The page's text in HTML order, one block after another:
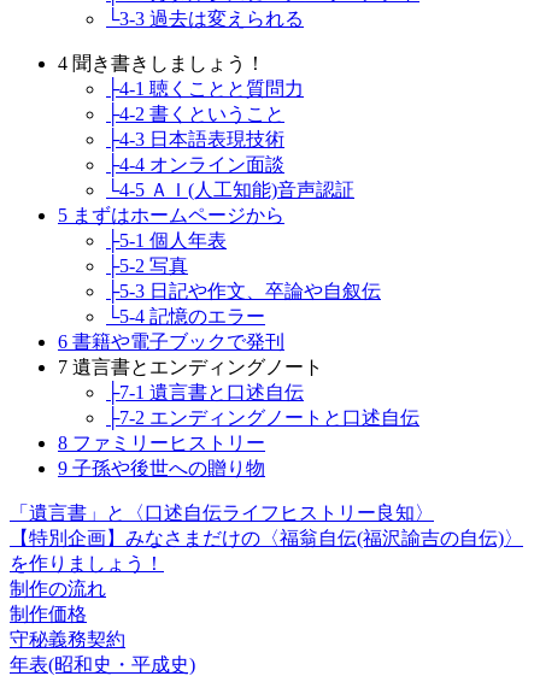
└3-3 過去は変えられる
4 聞き書きしましょう！
├4-1 聴くことと質問力
├4-2 書くということ
├4-3 日本語表現技術
├4-4 オンライン面談
└4-5 ＡＩ(人工知能)音声認証
5 まずはホームページから
├5-1 個人年表
├5-2 写真
├5-3 日記や作文、卒論や自叙伝
└5-4 記憶のエラー
6 書籍や電子ブックで発刊
7 遺言書とエンディングノート
├7-1 遺言書と口述自伝
├7-2 エンディングノートと口述自伝
8 ファミリーヒストリー
9 子孫や後世への贈り物
「遺言書」と〈口述自伝ライフヒストリー良知〉
【特別企画】みなさまだけの〈福翁自伝(福沢諭吉の自伝)〉
を作りましょう！
制作の流れ
制作価格
守秘義務契約
年表(昭和史・平成史)